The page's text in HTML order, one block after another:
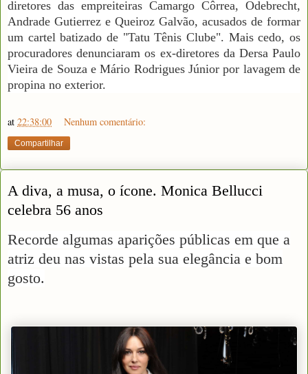
diretores das empreiteiras Camargo Côrrea, Odebrecht,
Andrade Gutierrez e Queiroz Galvão, acusados de formar
um cartel batizado de "Tatu Tênis Clube". Mais cedo, os
procuradores denunciaram os ex-diretores da Dersa Paulo
Vieira de Souza e Mário Rodrigues Júnior por lavagem de
propina no exterior.
at 22:38:00 Nenhum comentário:
Compartilhar
A diva, a musa, o ícone. Monica Bellucci
celebra 56 anos
Recorde algumas aparições públicas em que a
atriz deu nas vistas pela sua elegância e bom
gosto.